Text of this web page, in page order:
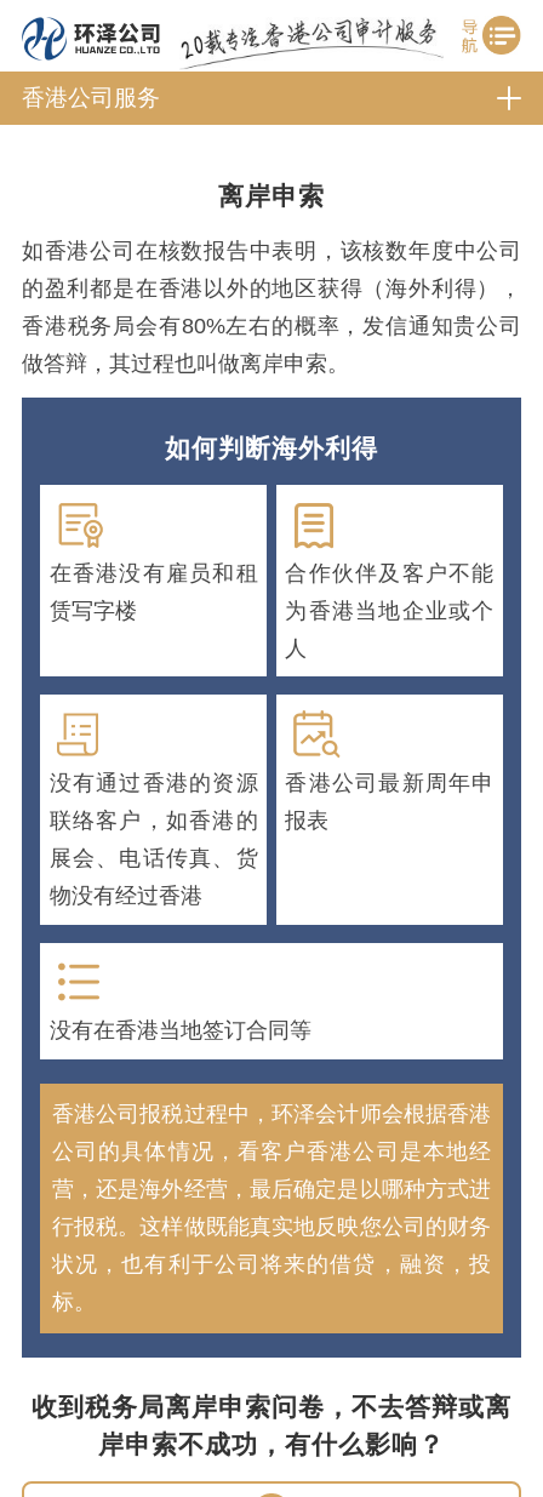
香港公司服务
离岸申索
如香港公司在核数报告中表明，该核数年度中公司
的盈利都是在香港以外的地区获得（海外利得），
香港税务局会有80%左右的概率，发信通知贵公司
做答辩，其过程也叫做离岸申索。
如何判断海外利得
在香港没有雇员和租
赁写字楼
合作伙伴及客户不能
为香港当地企业或个
人
没有通过香港的资源
联络客户，如香港的
展会、电话传真、货
物没有经过香港
香港公司最新周年申
报表
没有在香港当地签订合同等
香港公司报税过程中，环泽会计师会根据香港
公司的具体情况，看客户香港公司是本地经
营，还是海外经营，最后确定是以哪种方式进
行报税。这样做既能真实地反映您公司的财务
状况，也有利于公司将来的借贷，融资，投
标。
收到税务局离岸申索问卷，不去答辩或离
岸申索不成功，有什么影响？